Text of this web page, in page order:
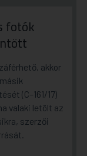
fotók
akkor
(C–161/17)
valaki letölt az
szerzői